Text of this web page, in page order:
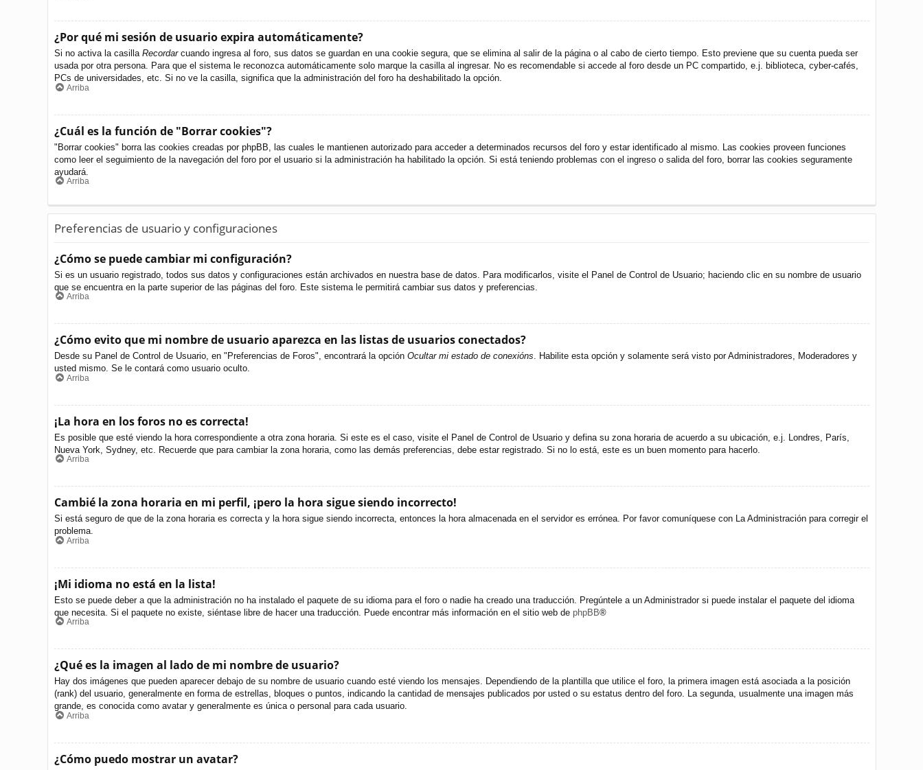
¿Por qué mi sesión de usuario expira automáticamente?
Si no activa la casilla Recordarcuando ingresa al foro, sus datos se guardan en una cookie segura, que se elimina al salir de la página o al cabo de cierto tiempo. Esto previene que su cuenta pueda ser
usada por otra persona. Para que el sistema le reconozca automáticamente solo marque la casilla al ingresar. No es recomendable si accede al foro desde un PC compartido, e.j. biblioteca, cyber-cafés,
PCs de universidades, etc. Si no ve la casilla, significa que la administración del foro ha deshabilitado la opción.
Arriba
¿Cuál es la función de "Borrar cookies"?
"Borrar cookies" borra las cookies creadas por phpBB, las cuales le mantienen autorizado para acceder a determinados recursos del foro y estar identificado al mismo. Las cookies proveen funciones
como leer el seguimiento de la navegación del foro por el usuario si la administración ha habilitado la opción. Si está teniendo problemas con el ingreso o salida del foro, borrar las cookies seguramente
ayudará.
Arriba
Preferencias de usuario y configuraciones
¿Cómo se puede cambiar mi configuración?
Si es un usuario registrado, todos sus datos y configuraciones están archivados en nuestra base de datos. Para modificarlos, visite el Panel de Control de Usuario; haciendo clic en su nombre de usuario
que se encuentra en la parte superior de las páginas del foro. Este sistema le permitirá cambiar sus datos y preferencias.
Arriba
¿Cómo evito que mi nombre de usuario aparezca en las listas de usuarios conectados?
Desde su Panel de Control de Usuario, en "Preferencias de Foros", encontrará la opción Ocultar mi estado de conexións. Habilite esta opción y solamente será visto por Administradores, Moderadores y
usted mismo. Se le contará como usuario oculto.
Arriba
¡La hora en los foros no es correcta!
Es posible que esté viendo la hora correspondiente a otra zona horaria. Si este es el caso, visite el Panel de Control de Usuario y defina su zona horaria de acuerdo a su ubicación, e.j. Londres, París,
Nueva York, Sydney, etc. Recuerde que para cambiar la zona horaria, como las demás preferencias, debe estar registrado. Si no lo está, este es un buen momento para hacerlo.
Arriba
Cambié la zona horaria en mi perfil, ¡pero la hora sigue siendo incorrecto!
Si está seguro de que de la zona horaria es correcta y la hora sigue siendo incorrecta, entonces la hora almacenada en el servidor es errónea. Por favor comuníquese con La Administración para corregir el
problema.
Arriba
¡Mi idioma no está en la lista!
Esto se puede deber a que la administración no ha instalado el paquete de su idioma para el foro o nadie ha creado una traducción. Pregúntele a un Administrador si puede instalar el paquete del idioma
que necesita. Si el paquete no existe, siéntase libre de hacer una traducción. Puede encontrar más información en el sitio web de phpBB®
Arriba
¿Qué es la imagen al lado de mi nombre de usuario?
Hay dos imágenes que pueden aparecer debajo de su nombre de usuario cuando esté viendo los mensajes. Dependiendo de la plantilla que utilice el foro, la primera imagen está asociada a la posición
(rank) del usuario, generalmente en forma de estrellas, bloques o puntos, indicando la cantidad de mensajes publicados por usted o su estatus dentro del foro. La segunda, usualmente una imagen más
grande, es conocida como avatar y generalmente es única o personal para cada usuario.
Arriba
¿Cómo puedo mostrar un avatar?